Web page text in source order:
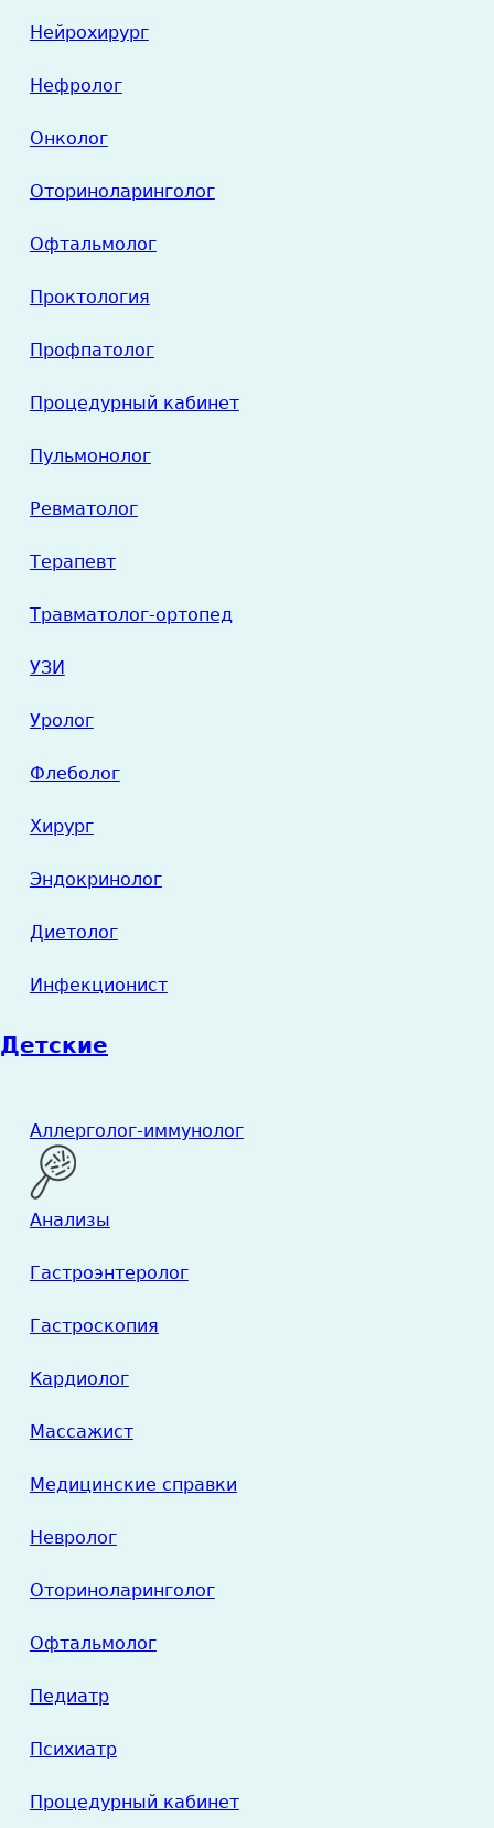
Нейрохирург
Нефролог
Онколог
Оториноларинголог
Офтальмолог
Проктология
Профпатолог
Процедурный кабинет
Пульмонолог
Ревматолог
Терапевт
Травматолог-ортопед
УЗИ
Уролог
Флеболог
Хирург
Эндокринолог
Диетолог
Инфекционист
Детские
Аллерголог-иммунолог
Анализы
Гастроэнтеролог
Гастроскопия
Кардиолог
Массажист
Медицинские справки
Невролог
Оториноларинголог
Офтальмолог
Педиатр
Психиатр
Процедурный кабинет